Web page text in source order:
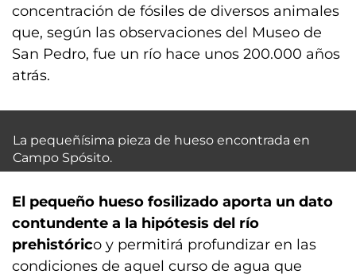
concentración de fósiles de diversos animales
que, según las observaciones del Museo de
San Pedro, fue un río hace unos 200.000 años
atrás.
La pequeñísima pieza de hueso encontrada en
Campo Spósito.
El pequeño hueso fosilizado aporta un dato
contundente a la hipótesis del río
prehistórico y permitirá profundizar en las
condiciones de aquel curso de agua que